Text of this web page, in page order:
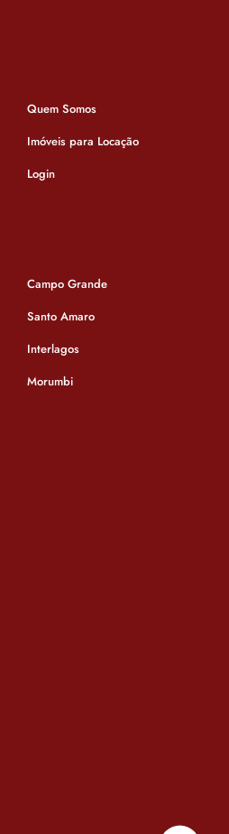
Quem Somos
Imóveis para Locação
Login
Campo Grande
Santo Amaro
Interlagos
Morumbi